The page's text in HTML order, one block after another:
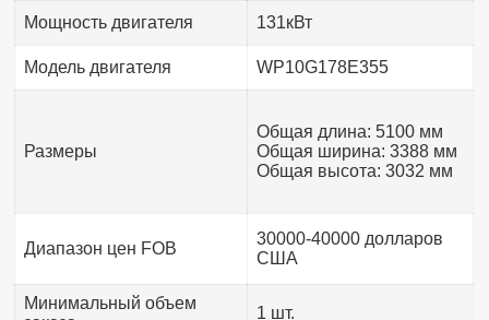
Мощность двигателя 131кВт
Модель двигателя WP10G178E355
Размеры
Общая длина: 5100 мм
Общая ширина: 3388 мм
Общая высота: 3032 мм
Диапазон цен FOB
30000-40000 долларов
США
Минимальный объем
1 шт.